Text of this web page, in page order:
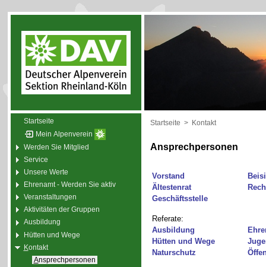
Startseite
Mein Alpenverein
Werden Sie Mitglied
Service
Unsere Werte
Ehrenamt - Werden Sie aktiv
Veranstaltungen
Aktivitäten der Gruppen
Ausbildung
Hütten und Wege
Kontakt
Ansprechpersonen
Startseite > Kontakt
Ansprechpersonen
Vorstand
Ältestenrat
Geschäftsstelle
Referate:
Ausbildung
Hütten und Wege
Naturschutz